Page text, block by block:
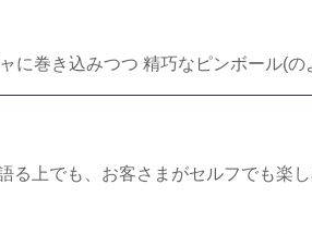
に巻き込みつつ 精巧なピンボール(
る上でも、お客さまがセルフでも楽